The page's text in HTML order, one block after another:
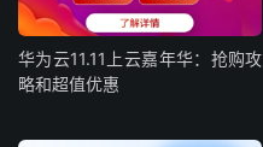
华为云11.11上云嘉年华：抢购攻
略和超值优惠